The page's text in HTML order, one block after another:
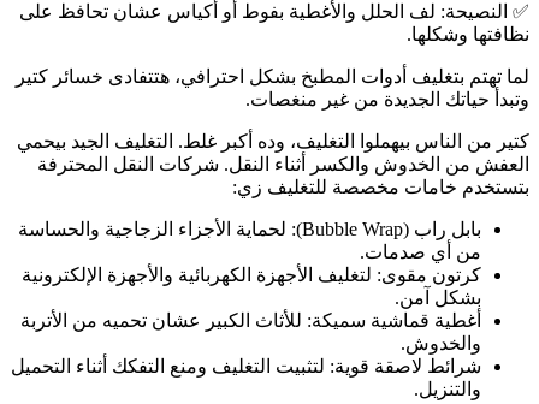
✅ النصيحة: لف الحلل والأغطية بفوط أو أكياس عشان تحافظ على
نظافتها وشكلها.
لما تهتم بتغليف أدوات المطبخ بشكل احترافي، هتتفادى خسائر كتير
وتبدأ حياتك الجديدة من غير منغصات.
كتير من الناس بيهملوا التغليف، وده أكبر غلط. التغليف الجيد بيحمي
العفش من الخدوش والكسر أثناء النقل. شركات النقل المحترفة
بتستخدم خامات مخصصة للتغليف زي:
بابل راب (Bubble Wrap): لحماية الأجزاء الزجاجية والحساسة
من أي صدمات.
كرتون مقوى: لتغليف الأجهزة الكهربائية والأجهزة الإلكترونية
بشكل آمن.
أغطية قماشية سميكة: للأثاث الكبير عشان تحميه من الأتربة
والخدوش.
شرائط لاصقة قوية: لتثبيت التغليف ومنع التفكك أثناء التحميل
والتنزيل.